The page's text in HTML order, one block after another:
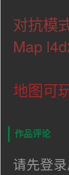
对抗模
Map
地图可
作品评论
请先登录